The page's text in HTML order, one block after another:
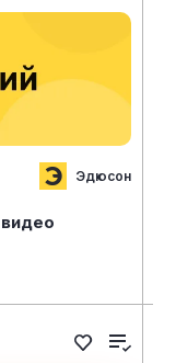
Эдюсон